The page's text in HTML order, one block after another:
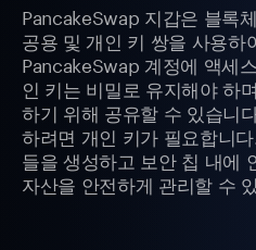
PancakeSwap 지갑은 블록
공용 및 개인 키 쌍을 사용하
PancakeSwap 계정에 액세
인 키는 비밀로 유지해야 하
하기 위해 공유할 수 있습니
하려면 개인 키가 필요합니
들을 생성하고 보안 칩 내에
자산을 안전하게 관리할 수